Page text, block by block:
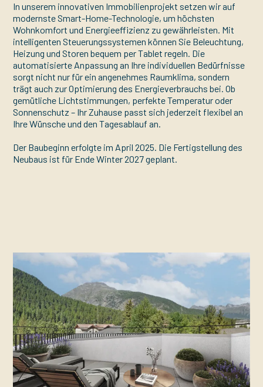
In unserem innovativen Immobilienprojekt setzen wir auf
modernste Smart-Home-Technologie, um höchsten
Wohnkomfort und Energieeffizienz zu gewährleisten. Mit
intelligenten Steuerungssystemen können Sie Beleuchtung,
Heizung und Storen bequem per Tablet regeln. Die
automatisierte Anpassung an Ihre individuellen Bedürfnisse
sorgt nicht nur für ein angenehmes Raumklima, sondern
trägt auch zur Optimierung des Energieverbrauchs bei. Ob
gemütliche Lichtstimmungen, perfekte Temperatur oder
Sonnenschutz – Ihr Zuhause passt sich jederzeit flexibel an
Ihre Wünsche und den Tagesablauf an.
Der Baubeginn erfolgte im April 2025. Die Fertigstellung des
Neubaus ist für Ende Winter 2027 geplant.